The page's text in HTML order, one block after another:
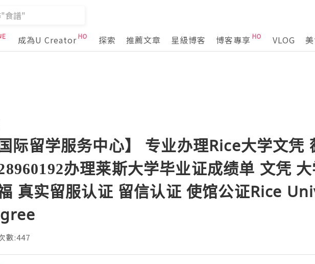
成為U Creator 探索 推薦文章 星級博客 博客專享 VLOG
国际留学服务中心】 专业办理Rice大学文凭
办理莱斯大学毕业证成绩单 文凭
真实留服认证 留信认证 使馆公证Rice
數:447